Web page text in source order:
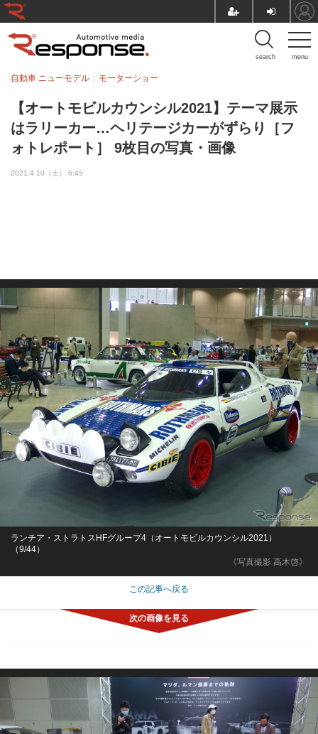
menu
search
【オートモビルカウンシル2021】テーマ展示
はラリーカー…ヘリテージカーがずらり［フ
ォトレポート］ 9枚目の写真・画像
自動車 ニューモデル モーターショー
2021.4.10（土） 6:45
《写真撮影 高木啓》
ランチア・ストラトスHFグループ4（オートモビルカウンシル2021）
（9/44）
この記事へ戻る